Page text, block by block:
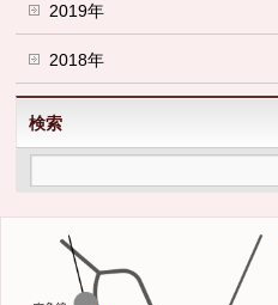
2019年
2018年
検索